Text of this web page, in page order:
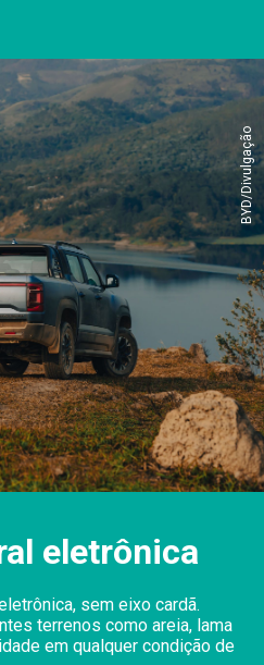
BYD/Divulgação
eletrônica
sem eixo cardã.
terrenos como areia, lama
em qualquer condição de